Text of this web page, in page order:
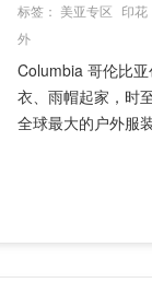
标签： 美亚专区 印花
外
Columbia 哥伦比
衣、雨帽起家，时
全球最大的户外服